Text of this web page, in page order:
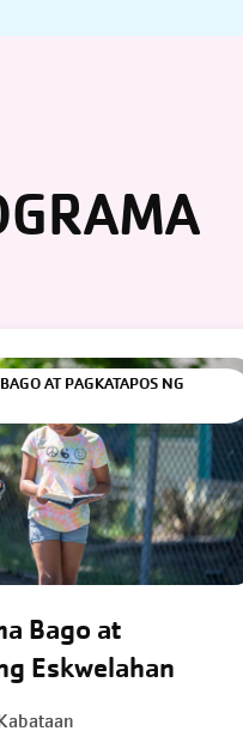
AT PAGKATAPOS NG
Bago at
Eskwelahan